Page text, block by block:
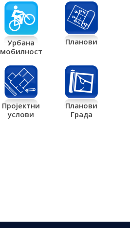
Урбана
мобилност
Планови
Пројектни
услови
Планови
Града